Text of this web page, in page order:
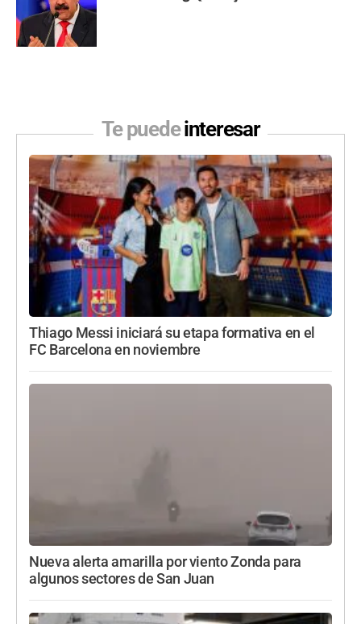
Te puedeinteresar
Thiago Messi iniciará su etapa formativa en el
FC Barcelona en noviembre
Nueva alerta amarilla por viento Zonda para
algunos sectores de San Juan